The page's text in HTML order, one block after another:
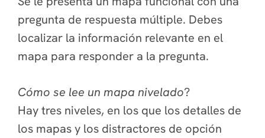
pregunta de respuesta múltiple. Debes
localizar la información relevante en el
mapa para responder a la pregunta.
Cómo se lee un mapa nivelado?
Hay tres niveles, en los que los detalles de
los mapas y los distractores de opción